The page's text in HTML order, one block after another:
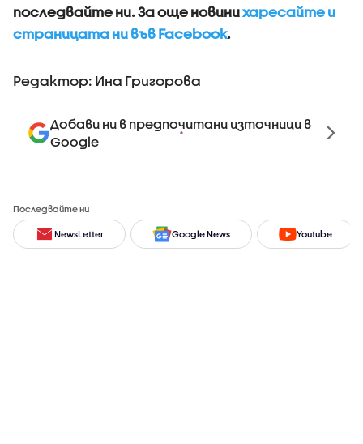
последвайте ни.За още новинихаресайте и
страницата ни във Facebook.
Редактор: Ина Григорова
Добави ни в предпочитани източници в
Google
Последвайте ни
NewsLetter Google News Youtube